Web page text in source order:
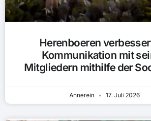
Herenboeren
Kommunikation mit
Mitgliedern mithilfe der
Annerein 17. Juli 2026